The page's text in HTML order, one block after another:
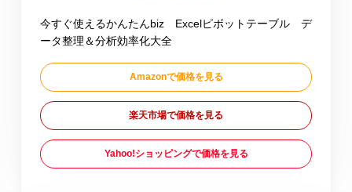
今すぐ使えるかんたんbiz Excelピボットテーブル デ
ータ整理＆分析効率化大全
Amazonで価格を見る
楽天市場で価格を見る
Yahoo!ショッピングで価格を見る